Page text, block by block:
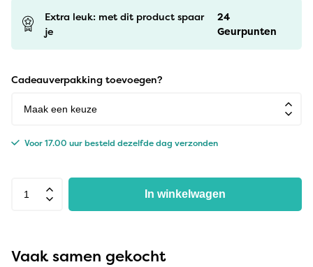
Extra leuk: met dit product spaar
je
24
Geurpunten
Cadeauverpakking toevoegen?
Voor 17.00 uur besteld dezelfde dag verzonden
In winkelwagen
Vaak samen gekocht